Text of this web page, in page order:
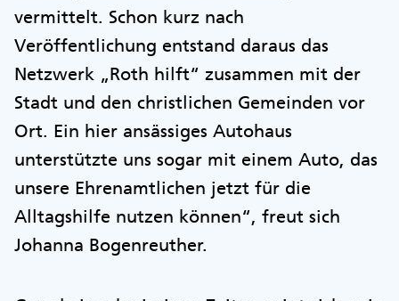
vermittelt. Schon kurz nach
Veröffentlichung entstand daraus das
Netzwerk „Roth hilft“ zusammen mit der
Stadt und den christlichen Gemeinden vor
Ort. Ein hier ansässiges Autohaus
unterstützte uns sogar mit einem Auto, das
unsere Ehrenamtlichen jetzt für die
Alltagshilfe nutzen können“, freut sich
Johanna Bogenreuther.